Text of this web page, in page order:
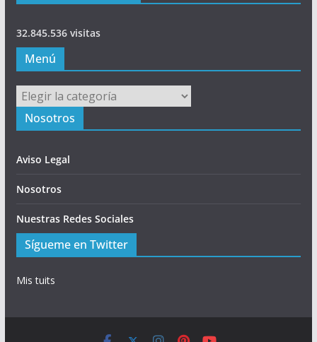
32.845.536 visitas
Menú
Menú
Nosotros
Aviso Legal
Nosotros
Nuestras Redes Sociales
Sígueme en Twitter
Mis tuits